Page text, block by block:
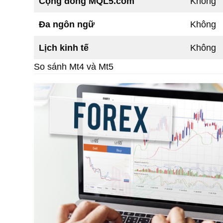
Đa ngôn ngữ Không
Lịch kinh tế
Không
So sánh Mt4 và Mt5